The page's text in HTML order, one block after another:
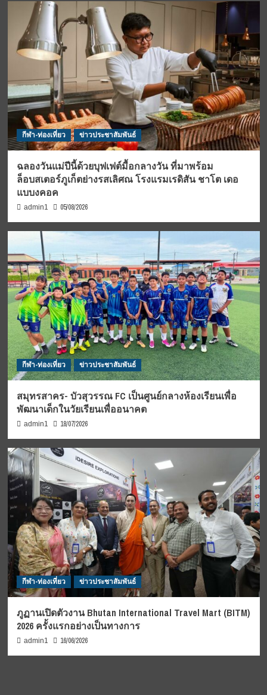
กีฬา-ท่องเที่ยว ข่าวประชาสัมพันธ์
ฉลองวันแม่ปีนี้ด้วยบุฟเฟต์มื้อกลางวัน ที่มาพร้อม
ล็อบสเตอร์ภูเก็ตย่างรสเลิศณ โรงแรมเรดิสัน ชาโต เดอ
แบบงคอค
admin1 05/08/2026
กีฬา-ท่องเที่ยว ข่าวประชาสัมพันธ์
สมุทรสาคร- บัวสุวรรณ FC เป็นศูนย์กลางห้องเรียนเพื่อ
พัฒนาเด็กในวัยเรียนเพื่ออนาคต
admin1 18/07/2026
กีฬา-ท่องเที่ยว ข่าวประชาสัมพันธ์
ภูฏานเปิดตัวงาน Bhutan International Travel Mart (BITM)
2026 ครั้งแรกอย่างเป็นทางการ
admin1 16/06/2026